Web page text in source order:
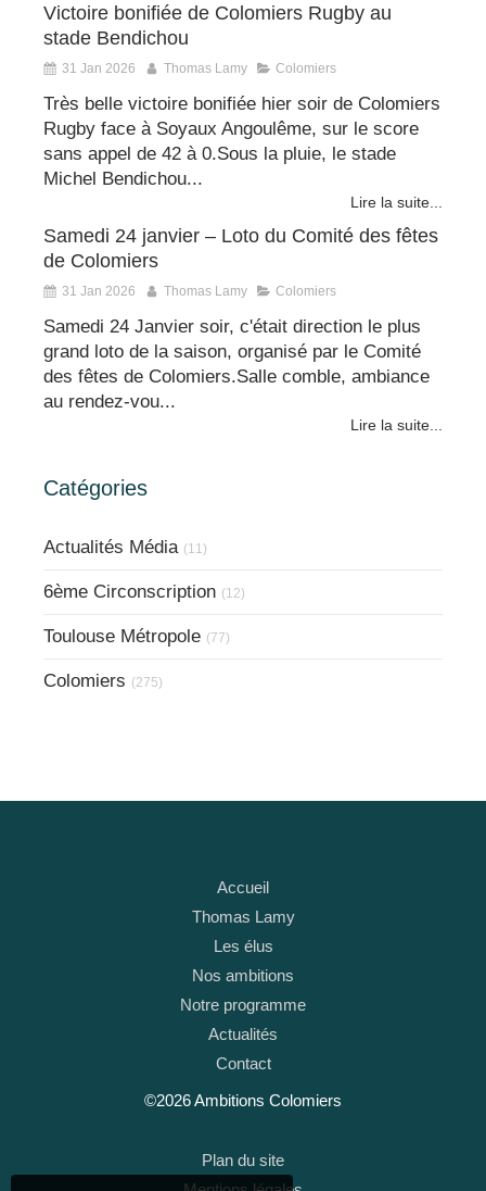
Victoire bonifiée de Colomiers Rugby au
stade Bendichou
31 Jan 2026 Thomas Lamy Colomiers
Très belle victoire bonifiée hier soir de Colomiers
Rugby face à Soyaux Angoulême, sur le score
sans appel de 42 à 0.Sous la pluie, le stade
Michel Bendichou...
Lire la suite...
Samedi 24 janvier – Loto du Comité des fêtes
de Colomiers
31 Jan 2026 Thomas Lamy Colomiers
Samedi 24 Janvier soir, c'était direction le plus
grand loto de la saison, organisé par le Comité
des fêtes de Colomiers.Salle comble, ambiance
au rendez-vou...
Lire la suite...
Catégories
Actualités Média (11)
6ème Circonscription (12)
Toulouse Métropole (77)
Colomiers (275)
Accueil
Thomas Lamy
Les élus
Nos ambitions
Notre programme
Actualités
Contact
©2026 Ambitions Colomiers
Plan du site